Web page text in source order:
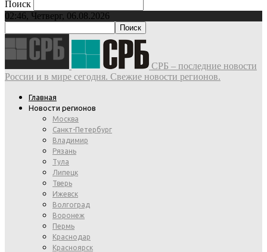
Поиск
02:46, Четверг, 06.08.2026
СРБ – последние новости
России и в мире сегодня. Свежие новости регионов.
Главная
Новости регионов
Москва
Санкт-Петербург
Владимир
Рязань
Тула
Липецк
Тверь
Ижевск
Волгоград
Воронеж
Пермь
Краснодар
Красноярск